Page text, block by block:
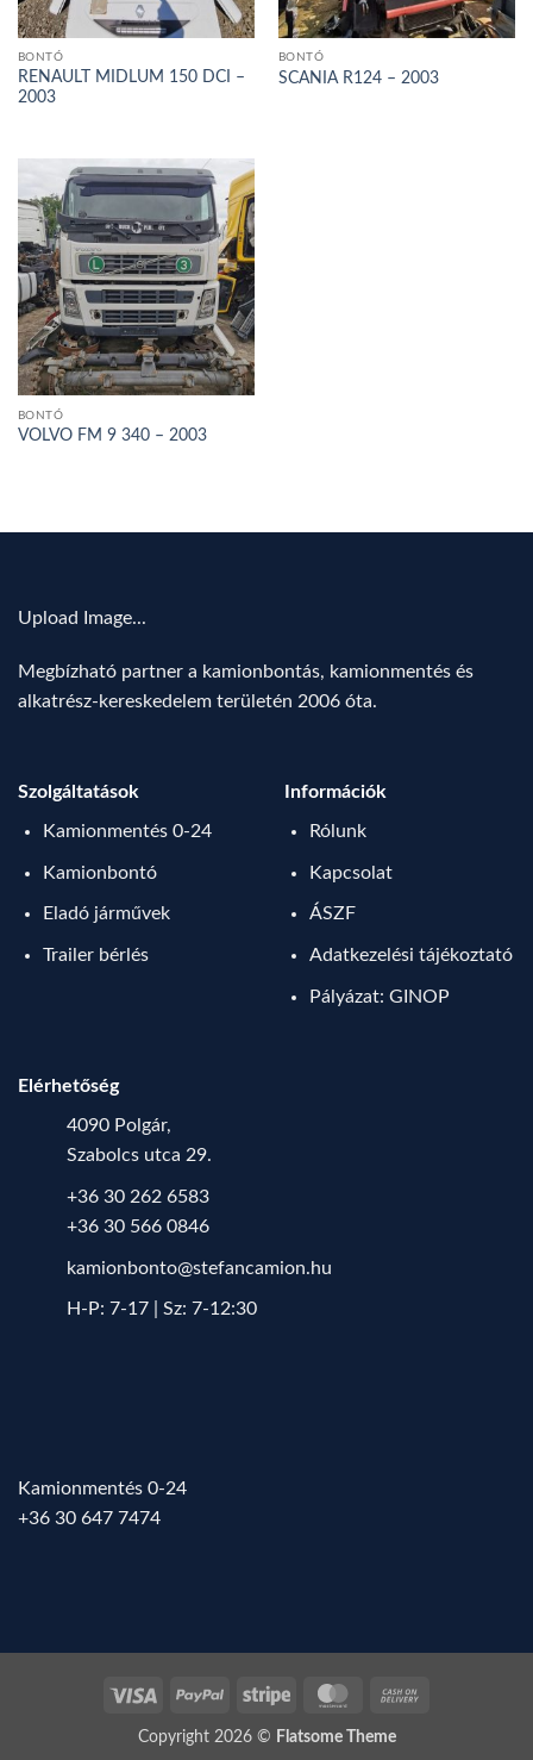
BONTÓ
RENAULT MIDLUM 150 DCI –
2003
BONTÓ
SCANIA R124 – 2003
BONTÓ
VOLVO FM 9 340 – 2003
Upload Image...
Megbízható partner a kamionbontás, kamionmentés és
alkatrész-kereskedelem területén 2006 óta.
Szolgáltatások
Kamionmentés 0-24
Kamionbontó
Eladó járművek
Trailer bérlés
Információk
Rólunk
Kapcsolat
ÁSZF
Adatkezelési tájékoztató
Pályázat: GINOP
Elérhetőség
4090 Polgár,
Szabolcs utca 29.
+36 30 262 6583
+36 30 566 0846
kamionbonto@stefancamion.hu
H-P: 7-17 | Sz: 7-12:30
Kamionmentés 0-24
+36 30 647 7474
Visa PayPal Stripe MasterCard
Copyright 2026 © Flatsome Theme